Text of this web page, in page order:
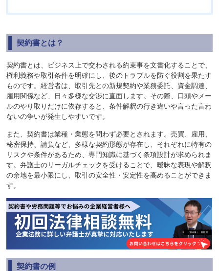
契約書とは？
契約書とは、ビジネス上で交わされる約束事を文書化することで、
権利義務や取引条件を明確にし、後のトラブルを防ぐ役割を果たす
ものです。経営者は、取引先との新規契約や業務委託、資金調達、
雇用関係など、日々多様な交渉に直面します。その際、口頭やメー
ルのやり取りだけに依存すると、条件解釈の行き違いや言った言わ
ないの争いが発生しやすいです。
また、契約書は業種・業態を問わず必要とされます。売買、雇用、
秘密保持、請負など、多様な契約形態が存在し、それぞれに特有の
リスクや条件があるため、専門知識に基づく条項設計が求められま
す。弁護士のリーガルチェックを受けることで、曖昧な表現や解釈
の余地を最小限にし、取引の安全性・安定性を高めることができま
す。
契約書の例